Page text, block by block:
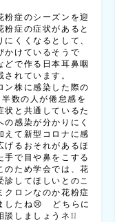
粉症のシーズンを迎
粉症の症状があると
くくなるとして、
かけているそうで
どで作る日本耳鼻咽
れています。
ン株に感染した際の
数の人が倦怠感を
状と共通しているた
感染が分かりにく
えて新型コロナに感
げるおそれがあるほ
手で目や鼻をこする
のため学会では、花
してほしいとのこ
クロンなのか花粉症
したね😢 どちらに
しましょうネ❕❕